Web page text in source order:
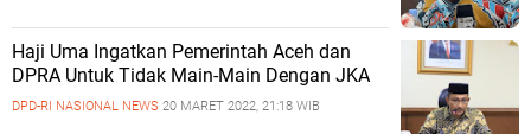
Haji Uma Ingatkan Pemerintah Aceh dan
DPRA Untuk Tidak Main-Main Dengan JKA
DPD-RI NASIONAL NEWS 20 MARET 2022, 21:18 WIB